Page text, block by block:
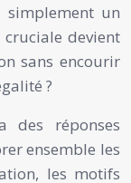
simplement un
cruciale devient
sans encourir
?
des réponses
ensemble les
les motifs